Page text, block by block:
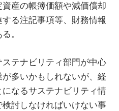
産の帳簿価額や減価償却
る注記事項等、財務情報
。
テナビリティ部門が中心
多いかもしれないが、経
なるサステナビリティ情
討しなければいけない事